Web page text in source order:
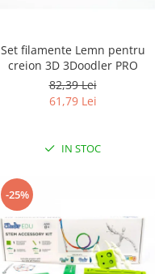
Set filamente Lemn pentru
creion 3D 3Doodler PRO
82,39 Lei
61,79 Lei
IN STOC
-25%